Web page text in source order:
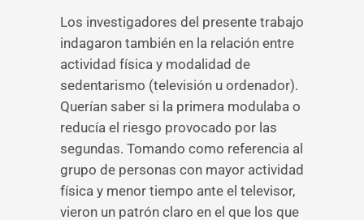
Los investigadores del presente trabajo
indagaron también en la relación entre
actividad física y modalidad de
sedentarismo (televisión u ordenador).
Querían saber si la primera modulaba o
reducía el riesgo provocado por las
segundas. Tomando como referencia al
grupo de personas con mayor actividad
física y menor tiempo ante el televisor,
vieron un patrón claro en el que los que